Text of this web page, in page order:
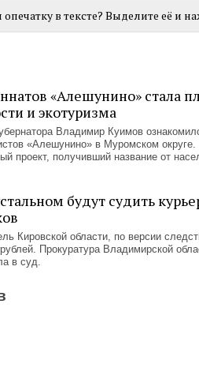
в тексте? Выделите её и
«Алешунино» стала
и экотуризма
Владимир Куимов
«Алешунино» в Муромском округе.
проект, получивший название от
будут судить
Кировской области, по версии
Прокуратура Владимирской
в суд.